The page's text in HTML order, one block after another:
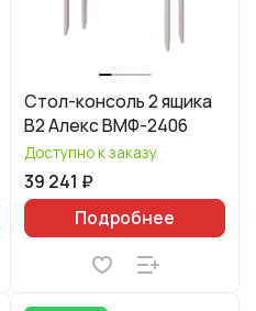
Стол-консоль 2 ящика
B2 Алекс ВМФ-2406
Доступно к заказу
39 241 ₽
Подробнее